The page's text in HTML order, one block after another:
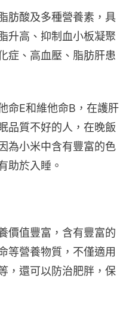
肪酸及多種營養素，具
升高、抑制血小板凝聚
症、高血壓、脂肪肝患
命E和維他命B，在護肝
品質不好的人，在晚飯
為小米中含有豐富的色
助於入睡。
價值豐富，含有豐富的
等營養物質，不僅適用
，還可以防治肥胖，保